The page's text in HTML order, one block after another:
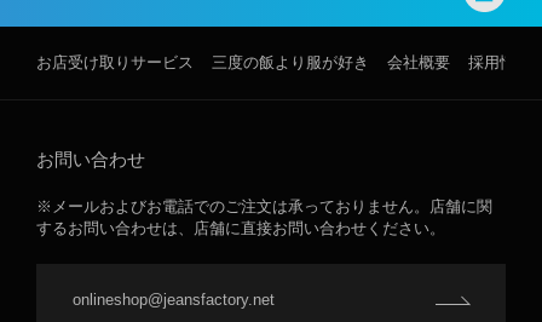
お店受け取りサービス 三度の飯より服が好き 会社概要 採用情報
お問い合わせ
※メールおよびお電話でのご注文は承っておりません。店舗に関
するお問い合わせは、店舗に直接お問い合わせください。
onlineshop@jeansfactory.net